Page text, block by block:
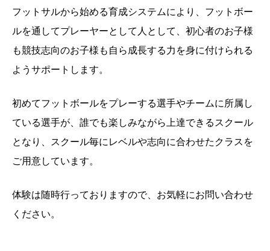
フットサルから始める育成システムにより、フットボー
ルを通してプレーヤーとして人として、初心者のお子様
も競技志向のお子様も自ら成長する力を身に付けられる
ようサポートします。
初めてフットボールをプレーする選手やチームに所属し
ている選手が、誰でも楽しみながら上達できるスクール
となり、スクール毎にレベルや志向に合わせたクラスを
ご用意しています。
体験は随時行っておりますので、お気軽にお問い合わせ
ください。